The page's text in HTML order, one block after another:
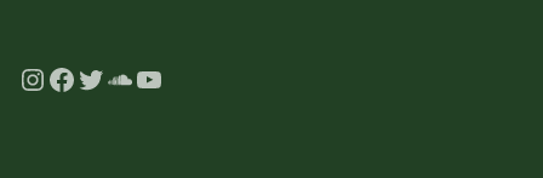
Instagram
Facebook
Twitter
Soundcloud
YouTube